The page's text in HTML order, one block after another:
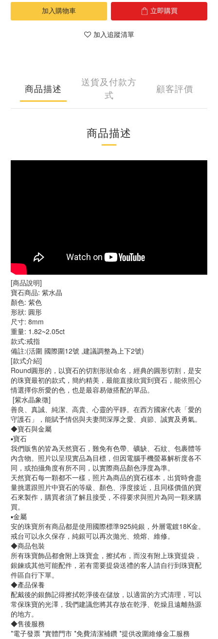
加入購物車 立即購買
加入追蹤清單
商品描述
送貨及付款方
式
顧客評價
商品描述
[商品說明]
寶石商品: 紫水晶
顏色: 紫色
形狀: 圓形
尺寸: 8mm
重量: 1.82~2.05ct
款式:戒指
備註:(活圍 國際圍12號 ,建議調整為上下2號)
[款式介紹]
Round圓形的，以寶石的切割形狀命名，經典的圓形切割，是安
的珠寶最初的款式，簡約精美，最能直接欣賞到寶石，能依照心
情選擇你所愛的色，也是最容易做搭配的單品。
[紫水晶象徵]
善良、真誠、純潔、高貴、心靈的平靜。在西方國家代表「愛的
守護石」，能賦予情侶與夫妻間深厚之愛、貞節、誠實及勇氣。
◆寶石與金屬
▪️寶石
我們販售的皆為天然寶石，難免有色帶、礦缺、石紋、包裹體等
內含物。照片以呈現實品為目標，但因電腦手機螢幕解析度各不
同，或拍攝角度有所不同，以實際商品顏色淨度為準。
天然寶石每一顆都不一樣，照片為商品的寶石樣本，出貨時會盡
量挑選跟照片中寶石的等級、顏色、淨度接近，且同樣價值的寶
石來製作，購買者須了解且接受，不得要求與照片為同一顆來購
買。
▪️金屬
安的珠寶所有商品都是使用國際標準925純銀，外層電鍍18K金。
戒台可以永久保存，純銀可以再次拋光、燒熔、維修。
◆商品包裝
所有珠寶飾品都會附上珠寶盒，擦拭布，而沒有附上珠寶提袋，
銀鍊或其他可能配件，若有需要提袋送禮的客人請自行到珠寶配
件區自行下單。
◆產品保養
配戴後的銀飾記得擦拭乾淨後在儲放，以適當的方式清理，可以
常保珠寶的光澤，我們建議您將其存放在乾淨、乾燥且遠離熱源
的地方。
◆售後服務
*電子發票 *實體門市 *免費清潔補鑽 *提供改圍維修金工服務